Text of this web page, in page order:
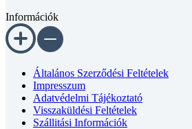
Információk
Általános Szerződési Feltételek
Impresszum
Adatvédelmi Tájékoztató
Visszaküldési Feltételek
Szállitási Információk